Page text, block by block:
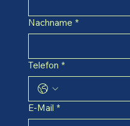
Nachname *
Telefon *
E-Mail *